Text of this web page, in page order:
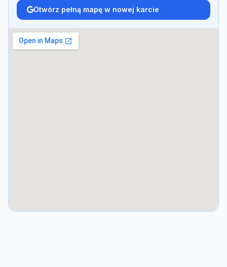
Otwórz pełną mapę w nowej karcie